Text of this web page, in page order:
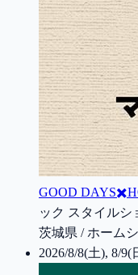
GOOD
ック スタイルシ
茨城県 / ホーム
2026/8/8(土), 8/9(